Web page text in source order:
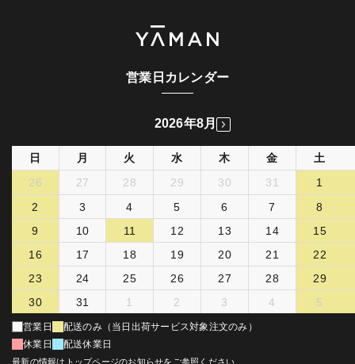
営業日カレンダー
2026年8月
日 月 火 水 木 金
土
26
27 28 29 30 31
1
2
3 4 5 6 7
8
9
10 11 12 13 14
15
16
17 18 19 20 21
22
23
24 25 26 27 28
29
30
31 1 2 3 4 5
営業日
配送のみ（当日出荷サービス対象注文のみ）
休業日
配送休業日
最新の情報はトップページのお知らせをご参照ください。